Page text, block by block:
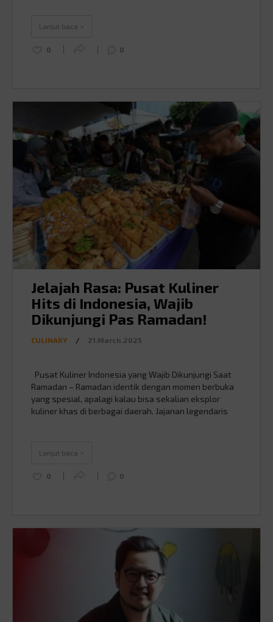
Instagrammable …
Lanjut baca >
0 0
Jelajah Rasa: Pusat Kuliner
Hits di Indonesia, Wajib
Dikunjungi Pas Ramadan!
CULINARY / 21.March.2025
Pusat Kuliner Indonesia yang Wajib Dikunjungi Saat
Ramadan – Ramadan identik dengan momen berbuka
yang spesial, apalagi kalau bisa sekalian eksplor
kuliner khas di berbagai daerah. Jajanan legendaris
berikut beberapa tempat terbaik …
Lanjut baca >
0 0